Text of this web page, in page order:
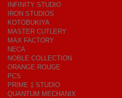
INFINITY STUDIO
IRON STUDIOS
KOTOBUKIYA
MASTER CUTLERY
MAX FACTORY
NECA
NOBLE COLLECTION
ORANGE ROUGE
PCS
PRIME 1 STUDIO
QUANTUM MECHANIX